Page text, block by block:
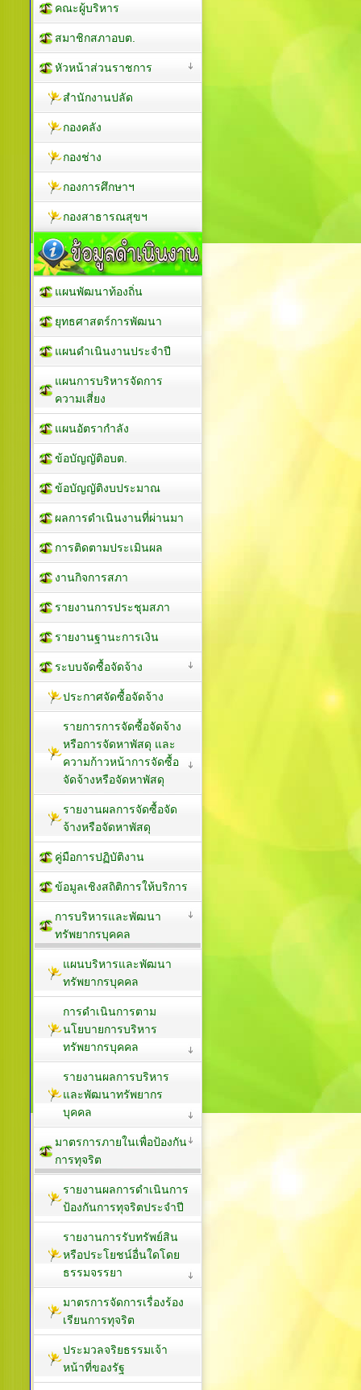
คณะผู้บริหาร
สมาชิกสภาอบต.
หัวหน้าส่วนราชการ
สำนักงานปลัด
กองคลัง
กองช่าง
กองการศึกษาฯ
กองสาธารณสุขฯ
แผนพัฒนาท้องถิ่น
ยุทธศาสตร์การพัฒนา
แผนดำเนินงานประจำปี
แผนการบริหารจัดการ
ความเสี่ยง
แผนอัตรากำลัง
ข้อบัญญัติอบต.
ข้อบัญญัติงบประมาณ
ผลการดำเนินงานที่ผ่านมา
การติดตามประเมินผล
งานกิจการสภา
รายงานการประชุมสภา
รายงานฐานะการเงิน
ระบบจัดซื้อจัดจ้าง
ประกาศจัดซื้อจัดจ้าง
รายการการจัดซื้อจัดจ้าง
หรือการจัดหาพัสดุ และ
ความก้าวหน้าการจัดซื้อ
จัดจ้างหรือจัดหาพัสดุ
รายงานผลการจัดซื้อจัด
จ้างหรือจัดหาพัสดุ
คู่มือการปฏิบัติงาน
ข้อมูลเชิงสถิติการให้บริการ
การบริหารและพัฒนา
ทรัพยากรบุคคล
แผนบริหารและพัฒนา
ทรัพยากรบุคคล
การดำเนินการตาม
นโยบายการบริหาร
ทรัพยากรบุคคล
รายงานผลการบริหาร
และพัฒนาทรัพยากร
บุคคล
มาตรการภายในเพื่อป้องกัน
การทุจริต
รายงานผลการดำเนินการ
ป้องกันการทุจริตประจำปี
รายงานการรับทรัพย์สิน
หรือประโยชน์อื่นใดโดย
ธรรมจรรยา
มาตรการจัดการเรื่องร้อง
เรียนการทุจริต
ประมวลจริยธรรมเจ้า
หน้าที่ของรัฐ